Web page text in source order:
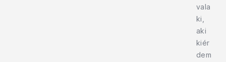
vala
ki,
aki
kiér
dem